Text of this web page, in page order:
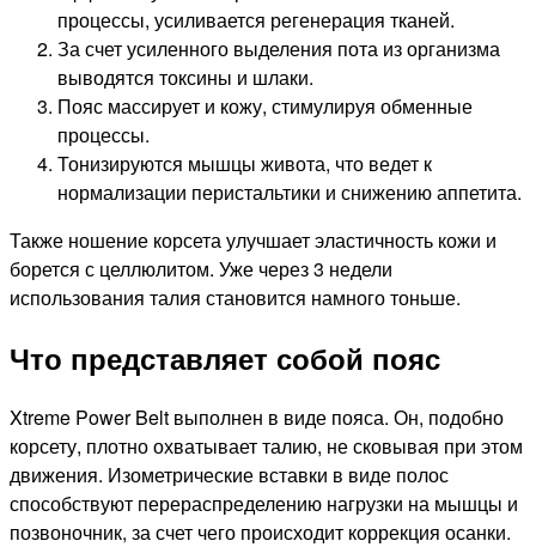
процессы, усиливается регенерация тканей.
За счет усиленного выделения пота из организма
выводятся токсины и шлаки.
Пояс массирует и кожу, стимулируя обменные
процессы.
Тонизируются мышцы живота, что ведет к
нормализации перистальтики и снижению аппетита.
Также ношение корсета улучшает эластичность кожи и
борется с целлюлитом. Уже через 3 недели
использования талия становится намного тоньше.
Что представляет собой пояс
Xtreme Power Belt выполнен в виде пояса. Он, подобно
корсету, плотно охватывает талию, не сковывая при этом
движения. Изометрические вставки в виде полос
способствуют перераспределению нагрузки на мышцы и
позвоночник, за счет чего происходит коррекция осанки.